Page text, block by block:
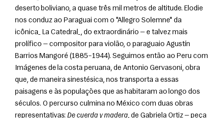
deserto boliviano, a quase três mil metros de altitude. Elodie
nos conduz ao Paraguai com o "Allegro Solemne" da
icônica_ La Catedral_, do extraordinário — e talvez mais
prolífico — compositor para violão, o paraguaio Agustín
Barrios Mangoré (1885–1944). Seguimos então ao Peru com
Imágenes de la costa peruana, de Antonio Gervasoni, obra
que, de maneira sinestésica, nos transporta a essas
paisagens e às populações que as habitaram ao longo dos
séculos. O percurso culmina no México com duas obras
representativas: De cuerda y madera, de Gabriela Ortiz — peça